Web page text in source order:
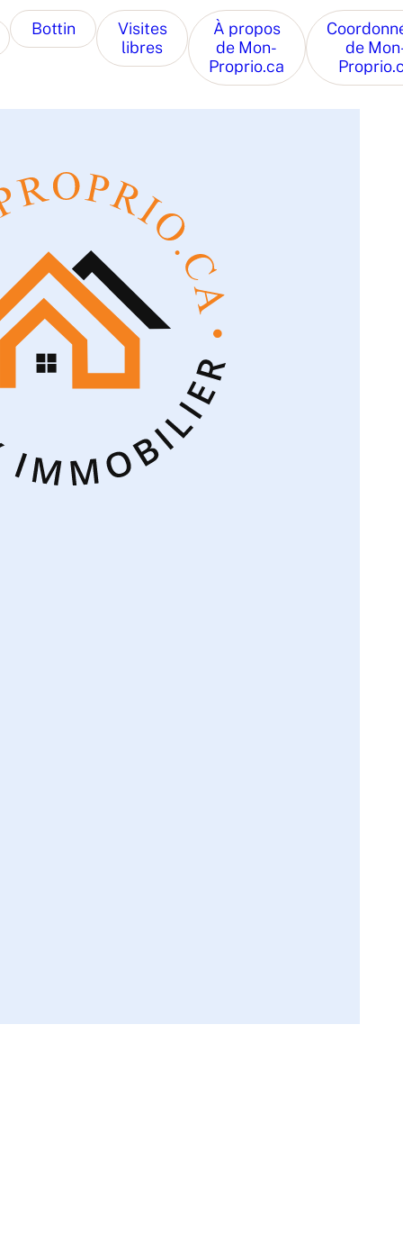
Bottin
Visites
libres
À propos
de Mon-
Proprio.ca
de